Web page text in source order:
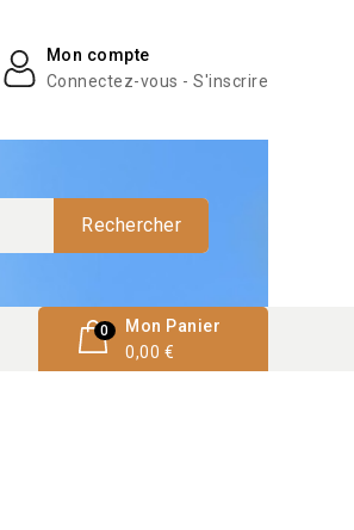
Mon compte
Connectez-vous - S'inscrire
Rechercher
Mon Panier
0
0,00 €